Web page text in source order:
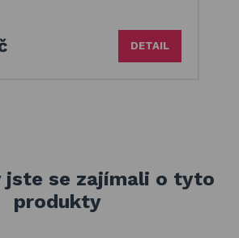
DETAIL
jste se zajímali o tyto
produkty